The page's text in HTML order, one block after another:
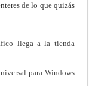
de lo que quizás
llega a la tienda
para Windows